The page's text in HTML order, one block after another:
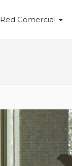
Red Comercial